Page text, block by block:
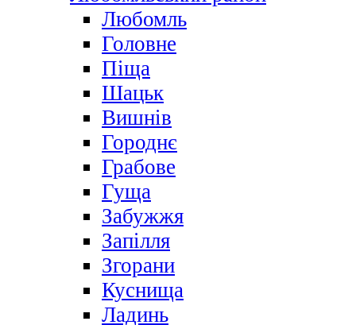
Любомль
Головне
Піща
Шацьк
Вишнів
Городнє
Грабове
Гуща
Забужжя
Запілля
Згорани
Куснища
Ладинь